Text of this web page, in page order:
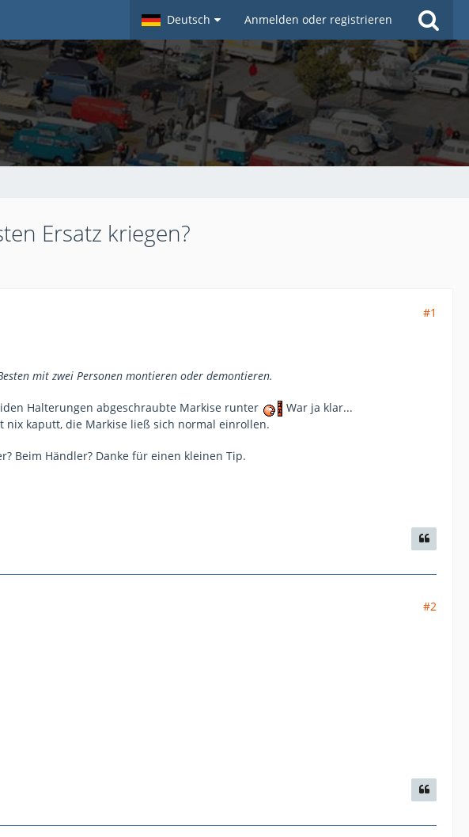
Deutsch Anmelden oder registrieren
Ersatz kriegen?
#1
mit zwei Personen montieren oder demontieren.
Halterungen abgeschraubte Markise runter
War ja klar...
nix kaputt, die Markise ließ sich normal einrollen.
Beim Händler? Danke für einen kleinen Tip.
#2